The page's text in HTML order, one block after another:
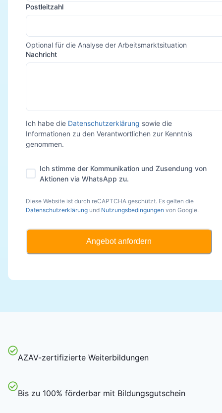
Postleitzahl
Optional für die Analyse der Arbeitsmarktsituation
Nachricht
Ich habe die Datenschutzerklärung sowie die
Informationen zu den Verantwortlichen zur Kenntnis
genommen.
Ich stimme der Kommunikation und Zusendung von
Aktionen via WhatsApp zu.
Diese Website ist durch reCAPTCHA geschützt. Es gelten die
Datenschutzerklärung und Nutzungsbedingungen von Google.
Angebot anfordern
AZAV-zertifizierte Weiterbildungen
Bis zu 100% förderbar mit Bildungsgutschein